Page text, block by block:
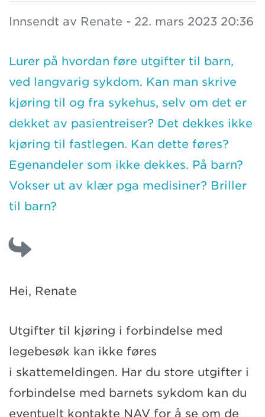
Innsendt av Renate - 22. mars 2023 20:36
Lurer på hvordan føre utgifter til barn,
ved langvarig sykdom. Kan man skrive
kjøring til og fra sykehus, selv om det er
dekket av pasientreiser? Det dekkes ikke
kjøring til fastlegen. Kan dette føres?
Egenandeler som ikke dekkes. På barn?
Vokser ut av klær pga medisiner? Briller
til barn?
Hei, Renate
Utgifter til kjøring i forbindelse med
legebesøk kan ikke føres
i skattemeldingen. Har du store utgifter i
forbindelse med barnets sykdom kan du
eventuelt kontakte NAV for å se om de